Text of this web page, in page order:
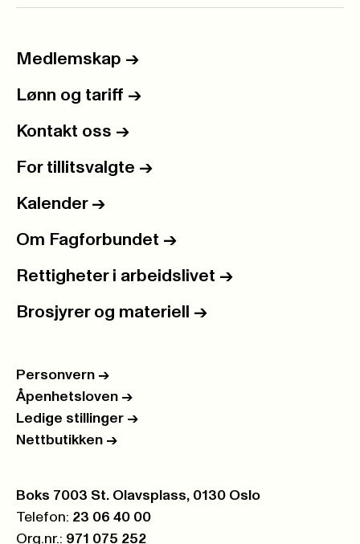
Medlemskap ->
Lønn og tariff ->
Kontakt oss ->
For tillitsvalgte ->
Kalender ->
Om Fagforbundet ->
Rettigheter i arbeidslivet ->
Brosjyrer og materiell ->
Personvern ->
Åpenhetsloven ->
Ledige stillinger ->
Nettbutikken ->
Postboks:
Boks 7003 St. Olavsplass, 0130 Oslo
Telefon: 23 06 40 00
Org.nr.: 971 075 252